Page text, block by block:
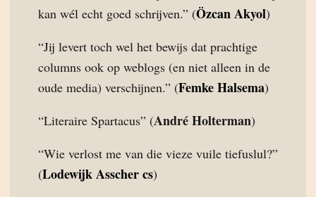
kan wél echt goed schrijven.” (Özcan Akyol)
“Jij levert toch wel het bewijs dat prachtige
columns ook op weblogs (en niet alleen in de
oude media) verschijnen.” (Femke Halsema)
“Literaire Spartacus” (André Holterman)
“Wie verlost me van die vieze vuile tiefuslul?”
(Lodewijk Asscher cs)